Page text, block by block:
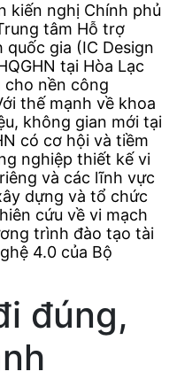
kiến nghị Chính phủ
tâm Hỗ trợ
gia (IC Design
tại Hòa Lạc
cho nền công
thế mạnh về khoa
không gian mới tại
có cơ hội và tiềm
nghiệp thiết kế vi
và các lĩnh vực
dựng và tổ chức
cứu về vi mạch
trình đào tạo tài
4.0 của Bộ
đúng,